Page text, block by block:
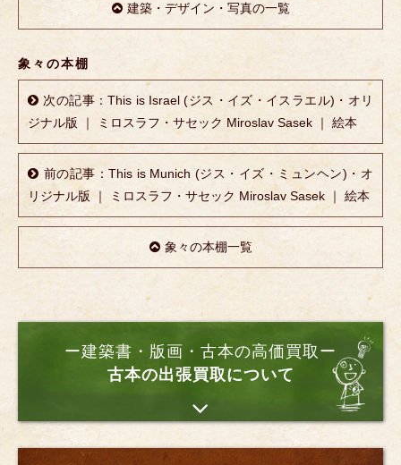
建築・デザイン・写真の一覧
象々の本棚
次の記事：This is Israel (ジス・イズ・イスラエル)・オリ
ジナル版 ｜ ミロスラフ・サセック Miroslav Sasek ｜ 絵本
前の記事：This is Munich (ジス・イズ・ミュンヘン)・オ
リジナル版 ｜ ミロスラフ・サセック Miroslav Sasek ｜ 絵本
象々の本棚一覧
ー建築書・版画・古本の高価買取ー
古本の出張買取について